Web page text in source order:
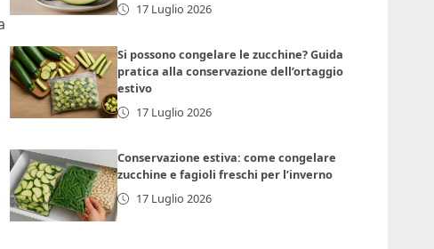
17 Luglio 2026
Si possono congelare le zucchine? Guida
pratica alla conservazione dell’ortaggio
estivo
17 Luglio 2026
Conservazione estiva: come congelare
zucchine e fagioli freschi per l’inverno
17 Luglio 2026